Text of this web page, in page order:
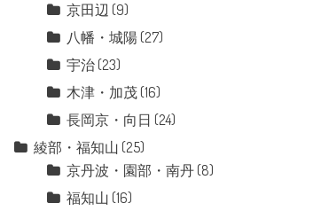
京田辺 (9)
八幡・城陽 (27)
宇治 (23)
木津・加茂 (16)
長岡京・向日 (24)
綾部・福知山 (25)
京丹波・園部・南丹 (8)
福知山 (16)